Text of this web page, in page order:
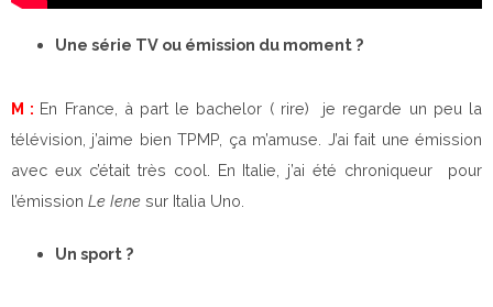
Une série TV ou émission du moment ?
M : En France, à part le bachelor ( rire) je regarde un peu la
télévision, j’aime bien TPMP, ça m’amuse. J’ai fait une émission
avec eux c’était très cool. En Italie, j’ai été chroniqueur pour
l’émission Le Iene sur Italia Uno.
Un sport ?